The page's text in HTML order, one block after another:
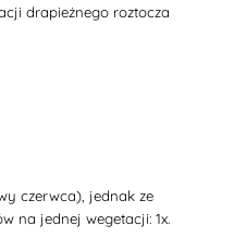
drapieżnego roztocza
czerwca), jednak ze
na jednej wegetacji: 1x.